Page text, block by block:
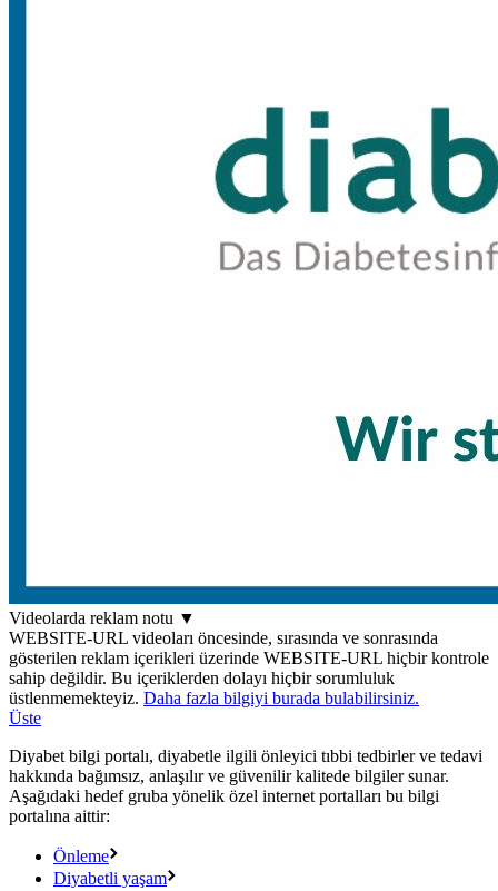
Videolarda reklam notu ▼
WEBSITE-URL videoları öncesinde, sırasında ve sonrasında
gösterilen reklam içerikleri üzerinde WEBSITE-URL hiçbir kontrole
sahip değildir. Bu içeriklerden dolayı hiçbir sorumluluk
üstlenmemekteyiz. Daha fazla bilgiyi burada bulabilirsiniz.
Üste
Diyabet bilgi portalı, diyabetle ilgili önleyici tıbbi tedbirler ve tedavi
hakkında bağımsız, anlaşılır ve güvenilir kalitede bilgiler sunar.
Aşağıdaki hedef gruba yönelik özel internet portalları bu bilgi
portalına aittir:
Önleme
Diyabetli yaşam